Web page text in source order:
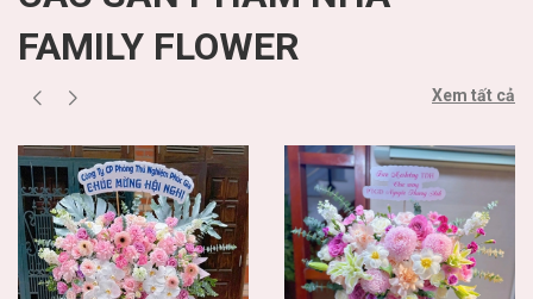
FAMILY FLOWER
Xem tất cả